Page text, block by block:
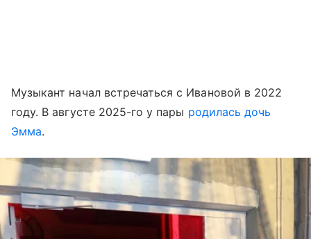
Музыкант начал встречаться с Ивановой в 2022
году. В августе 2025-го у пары родилась дочь
Эмма.